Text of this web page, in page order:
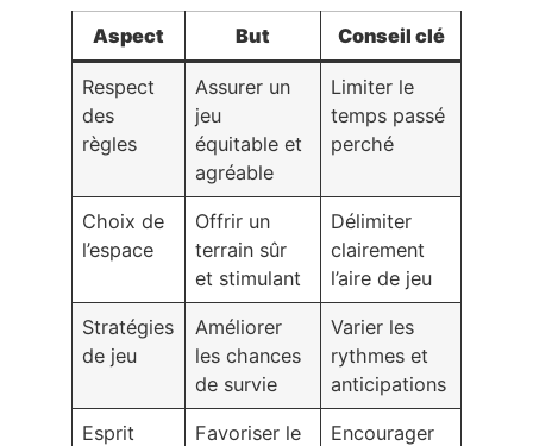
Aspect But Conseil clé
Respect
des
règles
Assurer un
jeu
équitable et
agréable
Limiter le
temps passé
perché
Choix de
l’espace
Offrir un
terrain sûr
et stimulant
Délimiter
clairement
l’aire de jeu
Stratégies
de jeu
Améliorer
les chances
de survie
Varier les
rythmes et
anticipations
Esprit
Favoriser le
Encourager